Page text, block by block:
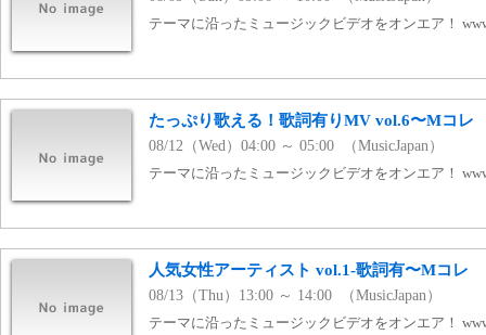
テーマに沿ったミュージックビデオをオンエア！
たっぷり歌える！歌詞有りMV vol.6〜Mコレ
08/12（Wed）04:00 ～ 05:00 （MusicJapan）
テーマに沿ったミュージックビデオをオンエア！
人気女性アーティスト vol.1-歌詞有〜Mコレ
08/13（Thu）13:00 ～ 14:00 （MusicJapan）
テーマに沿ったミュージックビデオをオンエア！